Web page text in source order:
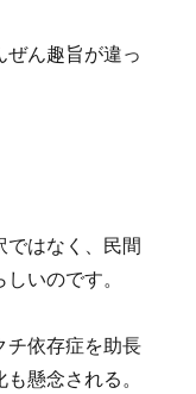
ん趣旨が違っ
ではなく、民間
いのです。
チ依存症を助長
懸念される。